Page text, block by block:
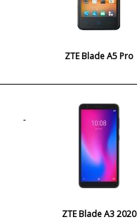
ZTE Blade A5 Pro
ZTE Blade A3 2020